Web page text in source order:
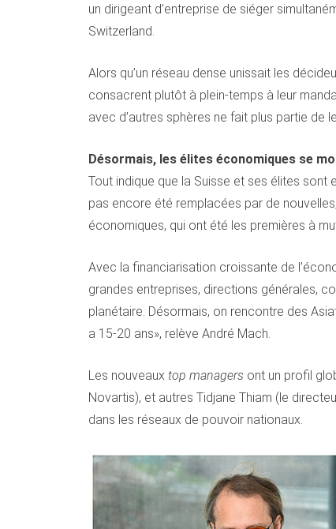
un dirigeant d’entreprise de siéger
Switzerland.
Alors qu’un réseau dense unissait les
consacrent plutôt à plein-temps à leur
avec d’autres sphères ne fait plus partie de
Désormais, les élites économiques se
Tout indique que la Suisse et ses élites sont
pas encore été remplacées par de
économiques, qui ont été les premières à
Avec la financiarisation croissante de
grandes entreprises, directions générales,
planétaire. Désormais, on rencontre des
a 15-20 ans», relève André Mach.
Les nouveaux top managers ont un profil
Novartis), et autres Tidjane Thiam (le
dans les réseaux de pouvoir nationaux.